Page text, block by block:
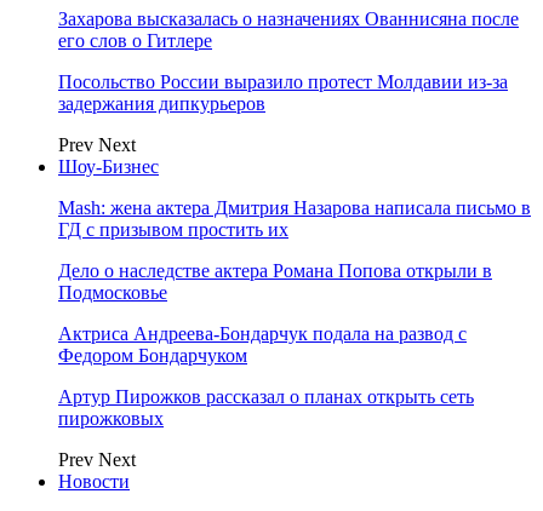
Захарова высказалась о назначениях Ованнисяна после
его слов о Гитлере
Посольство России выразило протест Молдавии из-за
задержания дипкурьеров
Prev Next
Шоу-Бизнес
Mash: жена актера Дмитрия Назарова написала письмо в
ГД с призывом простить их
Дело о наследстве актера Романа Попова открыли в
Подмосковье
Актриса Андреева-Бондарчук подала на развод с
Федором Бондарчуком
Артур Пирожков рассказал о планах открыть сеть
пирожковых
Prev Next
Новости